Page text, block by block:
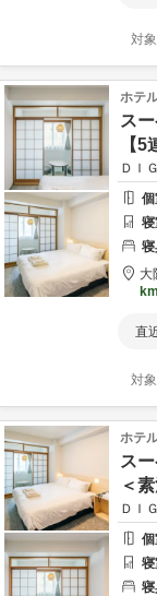
対
ホテ
ス
【
ＤＩ
大
km
直
対
ホテ
ス
＜
ＤＩ